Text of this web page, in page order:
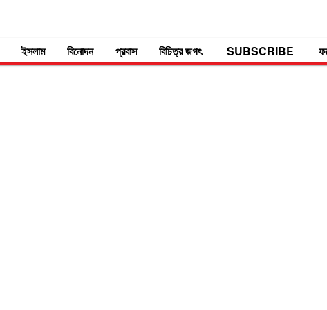
ইসলাম বিনোদন প্রবাস বিচিত্র জগৎ SUBSCRIBE